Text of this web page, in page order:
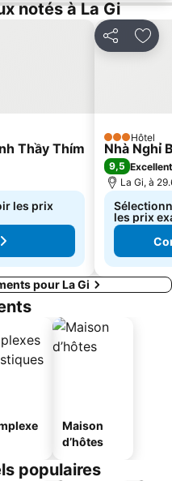
notés à La Gi
Thầy Thím
les prix
Partager
3 Étoiles
Hôtel
Nhà Nghỉ
9,5 Excellent
La Gi, à
les prix
pour La Gi
Maison
d’hôtes
populaires